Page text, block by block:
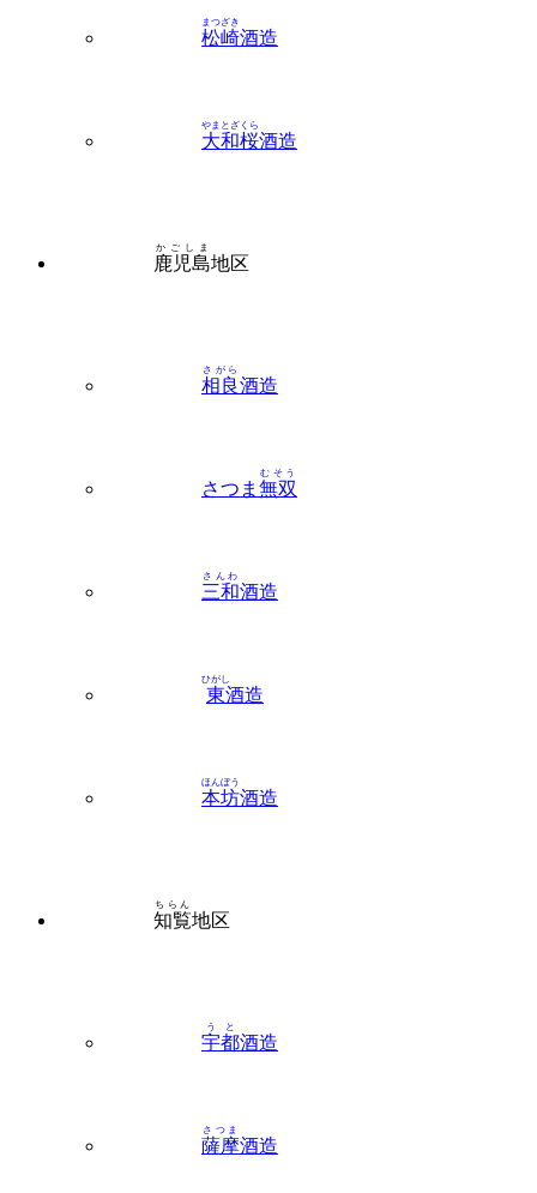
松崎
まつざき
酒造
大和桜
やまとざくら
酒造
鹿児島
かごしま
地区
相良
さがら
酒造
さつま 無双
むそう
三和
さんわ
酒造
東
ひがし
酒造
本坊
ほんぼう
酒造
知覧
ちらん
地区
宇都
うと
酒造
薩摩
さつま
酒造